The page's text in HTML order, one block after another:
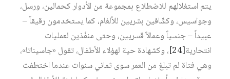
يتم استغلالهم للاضطلاع بمجموعة من الأدوار كحمالين، ورسل،
وجواسيس، وكشّافين بشريين للألغام، كما يستخدمون رقيقاً –
عبيداً – جنسياً وعمالاً قسريين، وحتى منفّذين لعمليات
انتحارية[24]
، وكشهادة حية لهؤلاء الأطفال، تقول «جاسيناتا»،
وهي فتاة لم تبلغ من العمر سوى ثماني سنوات عندما اختطفت